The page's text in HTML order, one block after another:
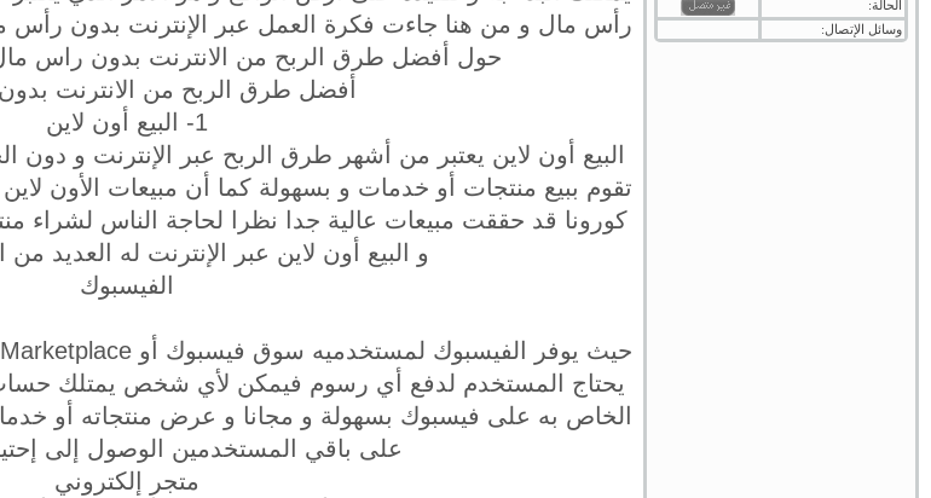
الحالة:
وسائل الإتصال:
رأس مال و من هنا جاءت فكرة العمل عبر الإنترنت بدون رأس
حول أفضل طرق الربح من الانترنت بدون راس
أفضل طرق الربح من الانترنت
1- البيع أون لاين
البيع أون لاين يعتبر من أشهر طرق الربح عبر الإنترنت و
تقوم ببيع منتجات أو خدمات و بسهولة كما أن مبيعات الأون
كورونا قد حققت مبيعات عالية جدا نظرا لحاجة الناس لشراء
و البيع أون لاين عبر الإنترنت له العديد من
الفيسبوك
يحتاج المستخدم لدفع أي رسوم فيمكن لأي شخص يمتلك
الخاص به على فيسبوك بسهولة و مجانا و عرض منتجاته أو
على باقي المستخدمين الوصول إلى
متجر إلكتروني